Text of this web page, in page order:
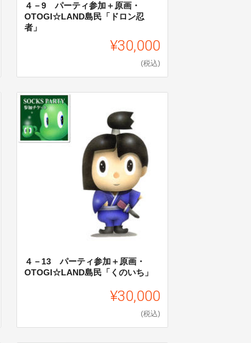
４－9 パーティ参加＋原画・
OTOGI☆LAND島民「ドロン忍
者」
¥30,000
(税込)
４－13 パーティ参加＋原画・
OTOGI☆LAND島民「くのいち」
¥30,000
(税込)